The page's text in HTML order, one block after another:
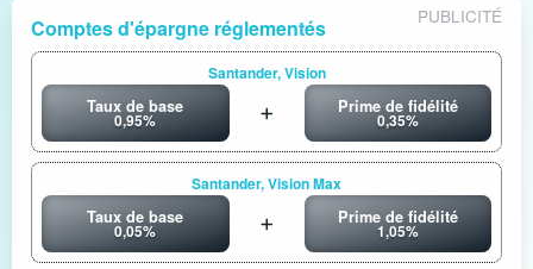
Comptes d'épargne réglementés PUBLICITÉ
Santander, Vision
Taux de base
0,95%
Prime de fidélité
0,35%
Santander, Vision Max
Taux de base
0,05%
Prime de fidélité
1,05%